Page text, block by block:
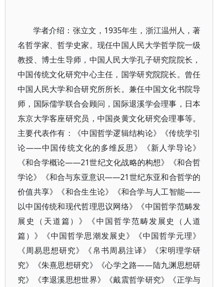
学者介绍：张立文，1935年生，浙江温州人，著
名哲学家、哲学史家。现任中国人民大学哲学院一级
教授、博士生导师，中国人民大学孔子研究院院长，
中国传统文化研究中心主任，国学研究院院长。曾任
中国人民大学和合研究所所长。兼任中国文化书院导
师，国际儒学联合会顾问，国际退溪学会理事，日本
东京大学客座研究员，中国炎黄文化研究会理事等。
主要代表作有：《中国哲学逻辑结构论》《传统学引
论——中国传统文化的多维反思》《新人学导论》
《和合学概论——21世纪文化战略的构想》《和合哲
学论》《和合与东亚意识——21世纪东亚和合哲学的
价值共享》《和合生生论》《和合学与人工智能——
以中国传统和现代哲理思议网络》《中国哲学范畴发
展史（天道篇）》《中国哲学范畴发展史（人道
篇）》《中国哲学思潮发展史》《中国哲学元理》
《周易思想研究》《帛书周易注译》《宋明理学研
究》《朱熹思想研究》《心学之路——陆九渊思想研
究》《李退溪思想世界》《戴震哲学研究》《正学与